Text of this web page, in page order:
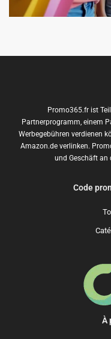
Promo365.fr ist
Partnerprogramm, einem
Werbegebühren verdienen
Amazon.de verlinken.
und Geschäft an
Code
À